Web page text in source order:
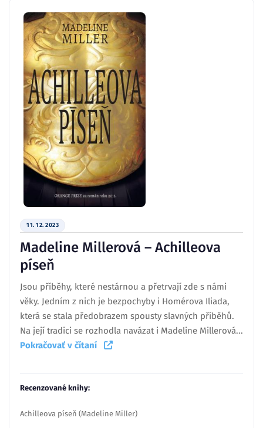
11. 12. 2023
Madeline Millerová – Achilleova
píseň
Jsou příběhy, které nestárnou a přetrvají zde s námi
věky. Jedním z nich je bezpochyby i Homérova Iliada,
která se stala předobrazem spousty slavných příběhů.
Na její tradici se rozhodla navázat i Madeline Millerová...
Pokračovať v čítaní
Recenzované knihy:
Achilleova píseň (Madeline Miller)